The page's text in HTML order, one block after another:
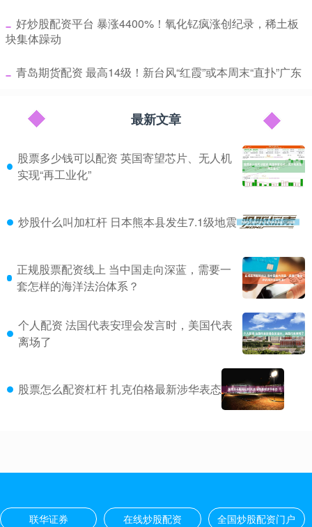
​好炒股配资平台 暴涨4400%！氧化钇疯涨创纪录，稀土板
块集体躁动
​青岛期货配资 最高14级！新台风“红霞”或本周末“直扑”广东
最新文章
股票多少钱可以配资 英国寄望芯片、无人机
实现“再工业化”
炒股什么叫加杠杆 日本熊本县发生7.1级地震
正规股票配资线上 当中国走向深蓝，需要一
套怎样的海洋法治体系？
个人配资 法国代表安理会发言时，美国代表
离场了
股票怎么配资杠杆 扎克伯格最新涉华表态
联华证券 在线炒股配资 全国炒股配资门户